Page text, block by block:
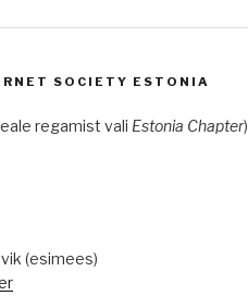
SOCIETY ESTONIA
regamist vali Estonia Chapter)
(esimees)